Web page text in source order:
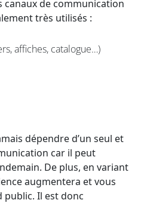
canaux de communication
très utilisés :
affiches, catalogue…)
dépendre d’un seul et
car il peut
De plus, en variant
augmentera et vous
Il est donc